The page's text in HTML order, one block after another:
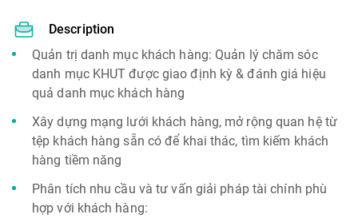
Description
Quản trị danh mục khách hàng: Quản lý chăm sóc
danh mục KHUT được giao định kỳ & đánh giá hiệu
quả danh mục khách hàng
Xây dựng mạng lưới khách hàng, mở rộng quan hệ từ
tệp khách hàng sẵn có để khai thác, tìm kiếm khách
hàng tiềm năng
Phân tích nhu cầu và tư vấn giải pháp tài chính phù
hợp với khách hàng: